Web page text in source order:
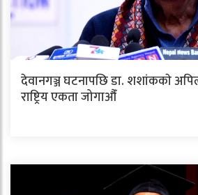
देवानगञ्ज घटनापछि डा. शशांककाे
राष्ट्रिय एकता जोगाऔँ